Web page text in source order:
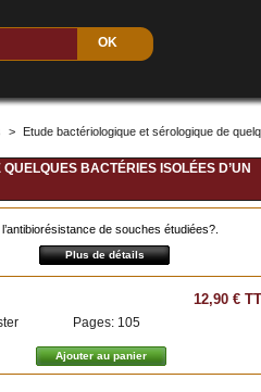
>
Etude bactériologique et sérologique de
BACTÉRIES ISOLÉES D’UN
de souches étudiées?.
Plus de détails
12,90 €
Pages: 105